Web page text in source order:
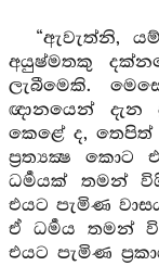
“ඇවැත්නි,
අයුෂ්මතකු
ලැබීමෙකි.
ඥානයෙන් දැන
කෙළේ ද, තෙපිත්
ප්‍රත්‍යක්‍ෂ කොට
ධර්‍මයක් තමන්
එයට පැමිණ
ඒ ධර්‍මය තමන්
එයට පැමිණ